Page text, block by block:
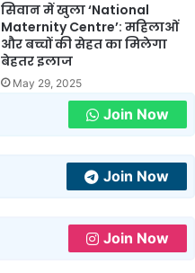
सिवान में खुला ‘National
Maternity Centre’: महिलाओं
और बच्चों की सेहत का मिलेगा
बेहतर इलाज
May 29, 2025
Join Now
Join Now
Join Now